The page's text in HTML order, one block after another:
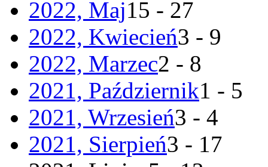
2022, Maj15 - 27
2022, Kwiecień3 - 9
2022, Marzec2 - 8
2021, Październik1 - 5
2021, Wrzesień3 - 4
2021, Sierpień3 - 17